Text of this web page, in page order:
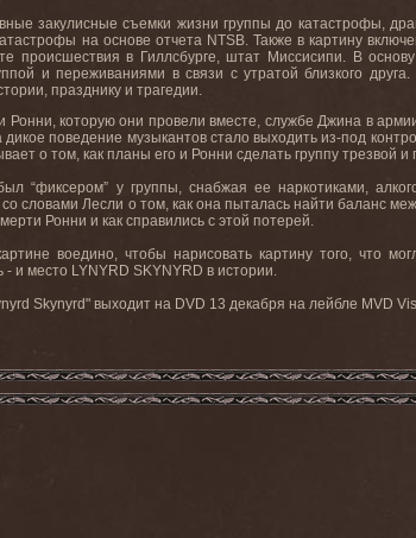
закулисные съемки жизни группы до катастрофы,
на основе отчета NTSB. Также в картину
происшествия в Гиллсбурге, штат Миссисипи. В
и переживаниями в связи с утратой близкого
празднику и трагедии.
которую они провели вместе, службе Джина в
дикое поведение музыкантов стало выходить из-под
о том, как планы его и Ронни сделать группу трезвой
“фиксером” у группы, снабжая ее наркотиками,
словами Лесли о том, как она пыталась найти баланс
Ронни и как справились с этой потерей.
воедино, чтобы нарисовать картину того, что
и место LYNYRD SKYNYRD в истории.
Skynyrd" выходит на DVD 13 декабря на лейбле MVD